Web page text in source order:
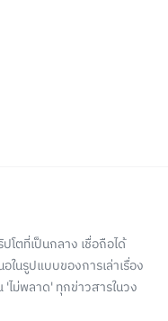
โตที่เป็นกลาง เชื่อถือได้
ในรูปแบบของการเล่าเรื่อง
'ไม่พลาด' ทุกข่าวสารในวง